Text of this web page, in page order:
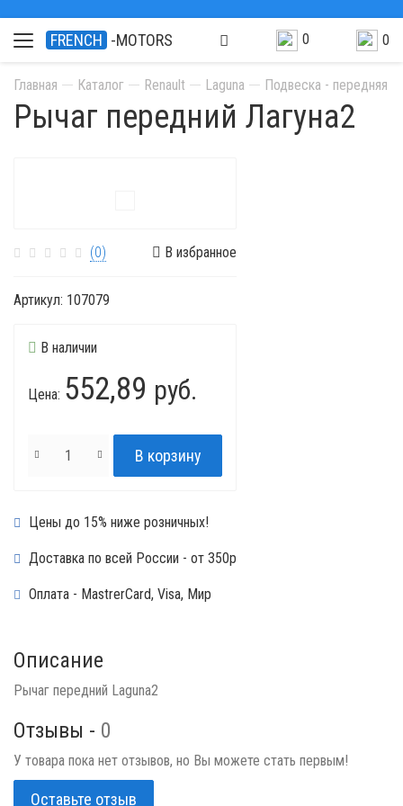
FRENCH -MOTORS 0 0
Главная Каталог Renault Laguna Подвеска - передняя
Рычаг передний Лагуна2
(0) В избранное
Артикул: 107079
В наличии
Цена: 552,89 руб.
Цены до 15% ниже розничных!
Доставка по всей России - от 350р
Оплата - MastrerCard, Visa, Мир
Описание
Рычаг передний Laguna2
Отзывы - 0
У товара пока нет отзывов, но Вы можете стать первым!
Оставьте отзыв